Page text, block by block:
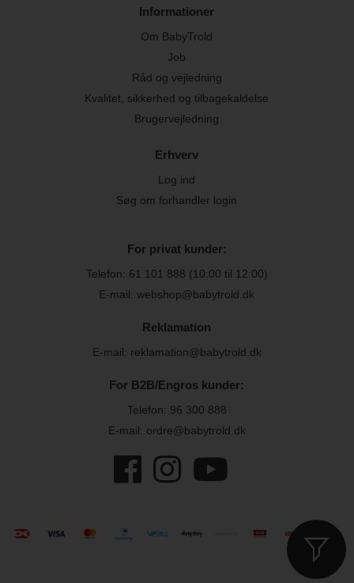
Informationer
Om BabyTrold
Job
Råd og vejledning
Kvalitet, sikkerhed og tilbagekaldelse
Brugervejledning
Erhverv
Log ind
Søg om forhandler login
For privat kunder:
Telefon: 61 101 888 (10:00 til 12:00)
E-mail: webshop@babytrold.dk
Reklamation
E-mail: reklamation@babytrold.dk
For B2B/Engros kunder:
Telefon: 96 300 888
E-mail: ordre@babytrold.dk